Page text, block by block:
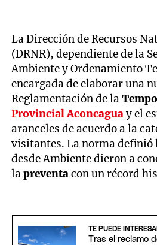
La Dirección de Recursos
(DRNR), dependiente de la
Ambiente y Ordenamiento
encargada de elaborar una
Reglamentación de la
Provincial Aconcaguay el
aranceles de acuerdo a la
visitantes. La norma definió
desde Ambiente dieron a
lapreventacon un récord
TE PUEDE
Tras el reclamo